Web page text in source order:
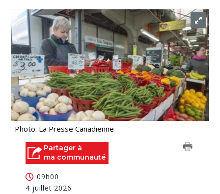
Photo: La Presse Canadienne
Partager à
ma communauté
09h00
4 juillet 2026